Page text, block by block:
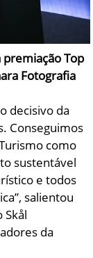
premiação Top
Fotografia
decisivo da
Conseguimos
como
sustentável
e todos
salientou
Skål
da